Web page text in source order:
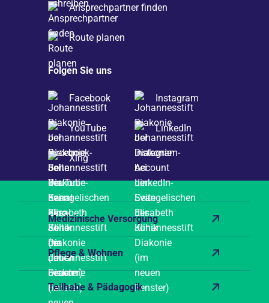
Ansprechpartner finden
Route planen
Folgen Sie uns
Facebook Instagram
YouTube LinkedIn
Xing
Medizinische Versorgung
Pflege & Wohnen
Teilhabe & Pädagogik